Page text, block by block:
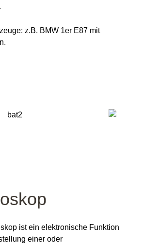
z.B. BMW 1er E87 mit
ist ein elektronische Funktion
einer oder